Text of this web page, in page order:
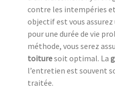
contre les intempéries
objectif est vous
pour une durée de vie
méthode, vous serez
toituresoit optimal. La
l’entretien est souvent
traitée.